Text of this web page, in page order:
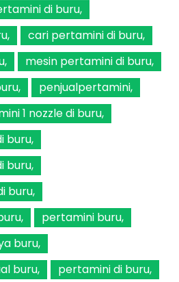
di buru
cari pertamini di buru
mesin pertamini di buru
penjualpertamini
1 nozzle di buru
buru
buru
buru
pertamini buru
buru
buru
pertamini di buru